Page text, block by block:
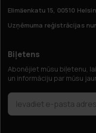
Elimäenkatu 15, 00510
Uzņēmuma reģistrācijas
Biļetens
Abonējiet mūsu biļetenu,
un informāciju par mūsu